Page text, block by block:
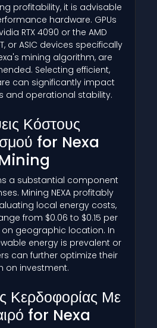
profitability, it is advisable
hardware. GPUs
RTX 4090 or the AMD
or ASIC devices specifically
mining algorithm, are
Selecting efficient,
can significantly impact
and operational stability.
Κόστους
for Nexa
a substantial component
Mining NEXA profitably
local energy costs,
from $0.06 to $0.15 per
geographic location. In
energy is prevalent or
can further optimize their
on investment.
Κερδοφορίας Με
for Nexa